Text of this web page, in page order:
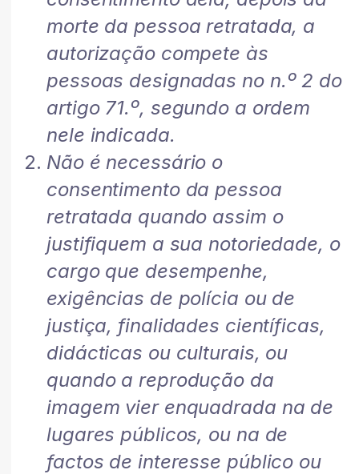
morte da pessoa retratada, a
autorização compete às
pessoas designadas no n.º 2 do
artigo 71.º, segundo a ordem
nele indicada.
Não é necessário o
consentimento da pessoa
retratada quando assim o
justifiquem a sua notoriedade, o
cargo que desempenhe,
exigências de polícia ou de
justiça, finalidades científicas,
didácticas ou culturais, ou
quando a reprodução da
imagem vier enquadrada na de
lugares públicos, ou na de
factos de interesse público ou